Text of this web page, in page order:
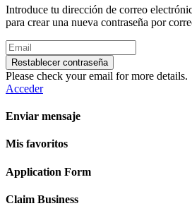
Introduce tu dirección de correo
para crear una nueva contraseña por
Restablecer contraseña
Please check your email for more details.
Acceder
Enviar mensaje
Mis favoritos
Application Form
Claim Business